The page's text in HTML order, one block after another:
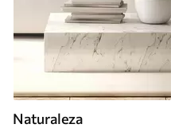
Naturaleza